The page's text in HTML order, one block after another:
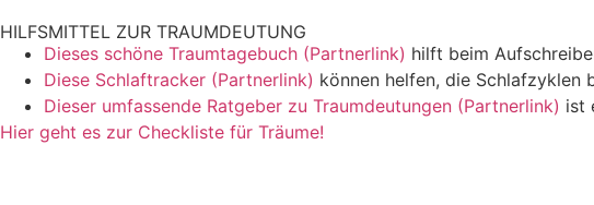
HILFSMITTEL ZUR TRAUMDEUTUNG
Dieses schöne Traumtagebuch (Partnerlink) hilft beim
Diese Schlaftracker (Partnerlink) können helfen, die Schlafzyklen
Dieser umfassende Ratgeber zu Traumdeutungen (Partnerlink) ist
Hier geht es zur Checkliste für Träume!